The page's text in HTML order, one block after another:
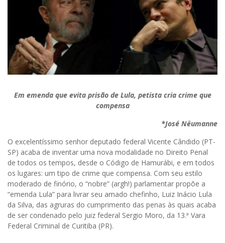
Em emenda que evita prisão de Lula, petista cria crime que
compensa
*José Nêumanne
O excelentíssimo senhor deputado federal Vicente Cândido (PT-
SP) acaba de inventar uma nova modalidade no Direito Penal
de todos os tempos, desde o Código de Hamurábi, e em todos
os lugares: um tipo de crime que compensa. Com seu estilo
moderado de finório, o “nobre” (argh!) parlamentar propõe a
“emenda Lula” para livrar seu amado chefinho, Luiz Inácio Lula
da Silva, das agruras do cumprimento das penas às quais acaba
de ser condenado pelo juiz federal Sergio Moro, da 13.ª Vara
Federal Criminal de Curitiba (PR).